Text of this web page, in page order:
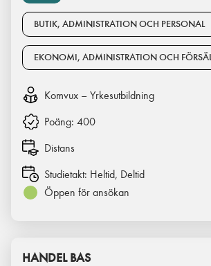
BUTIK, ADMINISTRATION OCH PERSONAL
EKONOMI, ADMINISTRATION OCH
Komvux – Yrkesutbildning
Poäng: 400
Distans
Studietakt: Heltid, Deltid
Öppen för ansökan
HANDEL BAS